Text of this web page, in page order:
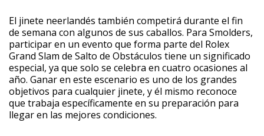
El jinete neerlandés también competirá durante el fin
de semana con algunos de sus caballos. Para Smolders,
participar en un evento que forma parte del Rolex
Grand Slam de Salto de Obstáculos tiene un significado
especial, ya que solo se celebra en cuatro ocasiones al
año. Ganar en este escenario es uno de los grandes
objetivos para cualquier jinete, y él mismo reconoce
que trabaja específicamente en su preparación para
llegar en las mejores condiciones.